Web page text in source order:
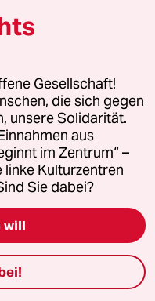
Gesellschaft!
die sich gegen
unsere Solidarität.
aus
im Zentrum“ –
Kulturzentren
Sie dabei?
will